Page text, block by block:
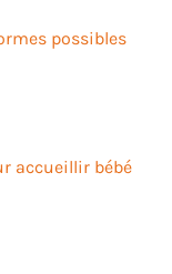
possibles
accueillir bébé